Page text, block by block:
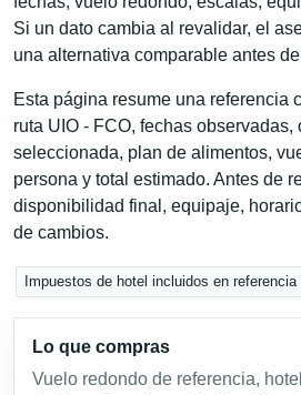
Si un dato cambia al revalidar, el
una alternativa comparable antes
Esta página resume una referencia
ruta UIO - FCO, fechas
seleccionada, plan de alimentos,
persona y total estimado. Antes de
disponibilidad final, equipaje,
de cambios.
Impuestos de hotel incluidos en referencia
Lo que compras
Vuelo redondo de referencia,